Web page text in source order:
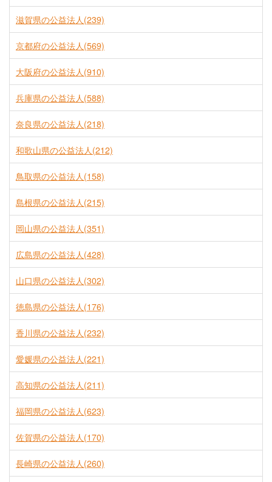
滋賀県の公益法人(239)
京都府の公益法人(569)
大阪府の公益法人(910)
兵庫県の公益法人(588)
奈良県の公益法人(218)
和歌山県の公益法人(212)
鳥取県の公益法人(158)
島根県の公益法人(215)
岡山県の公益法人(351)
広島県の公益法人(428)
山口県の公益法人(302)
徳島県の公益法人(176)
香川県の公益法人(232)
愛媛県の公益法人(221)
高知県の公益法人(211)
福岡県の公益法人(623)
佐賀県の公益法人(170)
長崎県の公益法人(260)